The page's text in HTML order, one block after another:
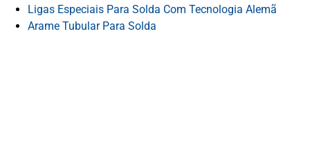
Ligas Especiais Para Solda Com Tecnologia Alemã
Arame Tubular Para Solda